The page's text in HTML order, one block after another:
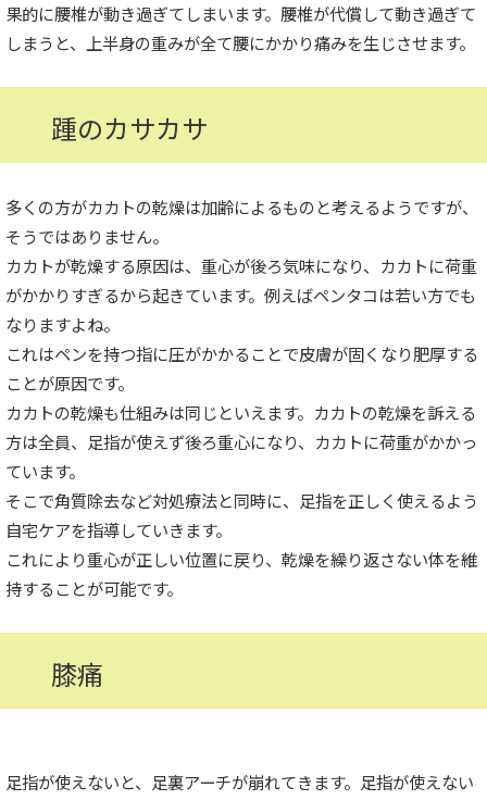
果的に腰椎が動き過ぎてしまいます。腰椎が代償して動き過ぎて
しまうと、上半身の重みが全て腰にかかり痛みを生じさせます。
踵のカサカサ
多くの方がカカトの乾燥は加齢によるものと考えるようですが、
そうではありません。
カカトが乾燥する原因は、重心が後ろ気味になり、カカトに荷重
がかかりすぎるから起きています。例えばペンタコは若い方でも
なりますよね。
これはペンを持つ指に圧がかかることで皮膚が固くなり肥厚する
ことが原因です。
カカトの乾燥も仕組みは同じといえます。カカトの乾燥を訴える
方は全員、足指が使えず後ろ重心になり、カカトに荷重がかかっ
ています。
そこで角質除去など対処療法と同時に、足指を正しく使えるよう
自宅ケアを指導していきます。
これにより重心が正しい位置に戻り、乾燥を繰り返さない体を維
持することが可能です。
膝痛
足指が使えないと、足裏アーチが崩れてきます。足指が使えない